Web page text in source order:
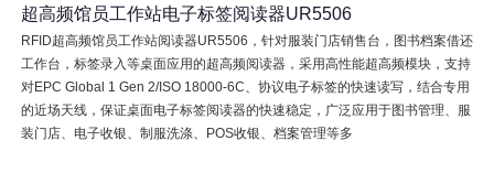
超高频馆员工作站电子标签阅读器UR5506
RFID超高频馆员工作站阅读器UR5506，针对服装门店销售台，图书档案借还
工作台，标签录入等桌面应用的超高频阅读器，采用高性能超高频模块，支持
对EPC Global 1 Gen 2/ISO 18000-6C、协议电子标签的快速读写，结合专用
的近场天线，保证桌面电子标签阅读器的快速稳定，广泛应用于图书管理、服
装门店、电子收银、制服洗涤、POS收银、档案管理等多